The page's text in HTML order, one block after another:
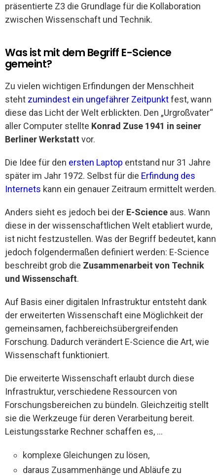
präsentierte Z3 die Grundlage für die Kollaboration
zwischen Wissenschaft und Technik.
Was ist mit dem Begriff E-Science
gemeint?
Zu vielen wichtigen Erfindungen der Menschheit
steht zumindest ein ungefährer Zeitpunktfest, wann
diese das Licht der Welt erblickten. Den „Urgroßvater“
aller Computer stellte Konrad Zuse 1941 in seiner
Berliner Werkstatt vor.
Die Idee für den ersten Laptop entstand nur 31 Jahre
später im Jahr 1972. Selbst für die Erfindung des
Internets kann ein genauer Zeitraum ermittelt werden.
Anders sieht es jedoch bei der E-Science aus. Wann
diese in der wissenschaftlichen Welt etabliert wurde,
ist nicht festzustellen. Was der Begriff bedeutet, kann
jedoch folgendermaßen definiert werden: E-Science
beschreibt grob die Zusammenarbeit von Technik
und Wissenschaft.
Auf Basis einer digitalen Infrastruktur entsteht dank
der erweiterten Wissenschaft eine Möglichkeit der
gemeinsamen, fachbereichsübergreifenden
Forschung. Dadurch verändert E-Science die Art, wie
Wissenschaft funktioniert.
Die erweiterte Wissenschaft erlaubt durch diese
Infrastruktur, verschiedene Ressourcen von
Forschungsbereichen zu bündeln. Gleichzeitig stellt
sie die Werkzeuge für deren Verarbeitung bereit.
Leistungsstarke Rechner schaffen es, …
komplexe Gleichungen zu lösen,
daraus Zusammenhänge und Abläufe zu